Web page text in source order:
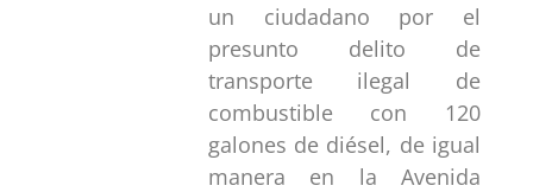
un ciudadano por el
presunto delito de
transporte ilegal de
combustible con 120
galones de diésel, de igual
manera en la Avenida